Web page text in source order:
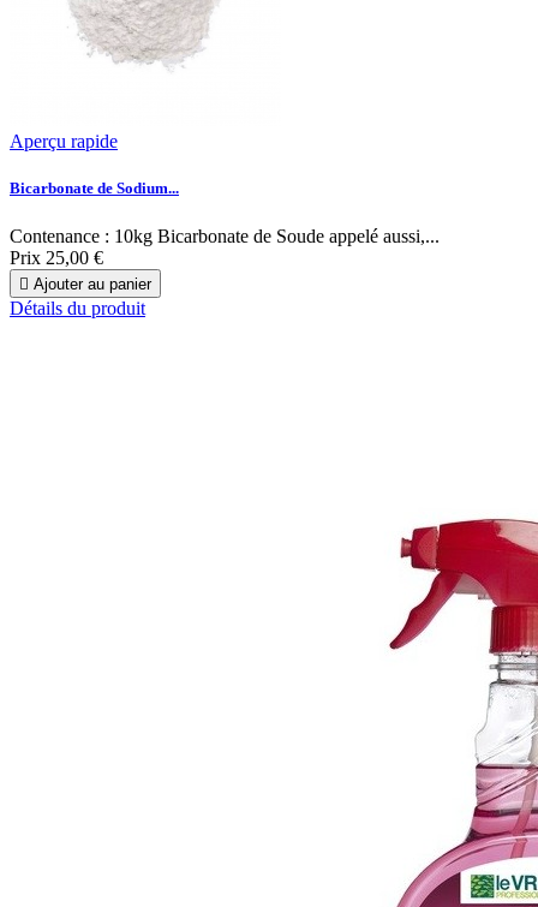
Aperçu rapide
Bicarbonate de Sodium...
Contenance : 10kg Bicarbonate de Soude appelé aussi,...
Prix 25,00 €
 Ajouter au panier
Détails du produit